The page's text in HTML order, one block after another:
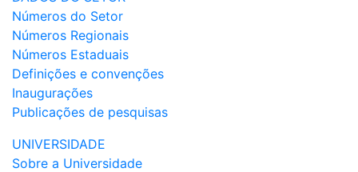
Números do Setor
Números Regionais
Números Estaduais
Definições e convenções
Inaugurações
Publicações de pesquisas
UNIVERSIDADE
Sobre a Universidade